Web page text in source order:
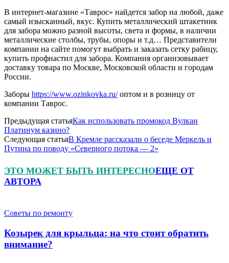
В интернет-магазине «Таврос» найдется забор на любой, даже
самый изысканный, вкус. Купить металлический штакетник
для забора можно разной высоты, света и формы, в наличии
металлические столбы, трубы, опоры и т.д… Представители
компании на сайте помогут выбрать и заказать сетку рабицу,
купить профнастил для забора. Компания организовывает
доставку товара по Москве, Московской области и городам
России.
Заборы https://www.ozinkovka.ru/оптом и в розницу от
компании Таврос.
Предыдущая статьяКак использовать промокод Вулкан
Платинум казино?
Следующая статьяВ Кремле рассказали о беседе Меркель и
Путина по поводу «Северного потока — 2»
ЭТО МОЖЕТ БЫТЬ ИНТЕРЕСНОЕЩЕ ОТ
АВТОРА
Советы по ремонту
Козырек для крыльца: на что стоит обратить
внимание?